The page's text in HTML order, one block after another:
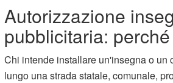
Autorizzazione
pubblicitaria:
Chi intende installare un'insegna o un
lungo una strada statale, comunale,